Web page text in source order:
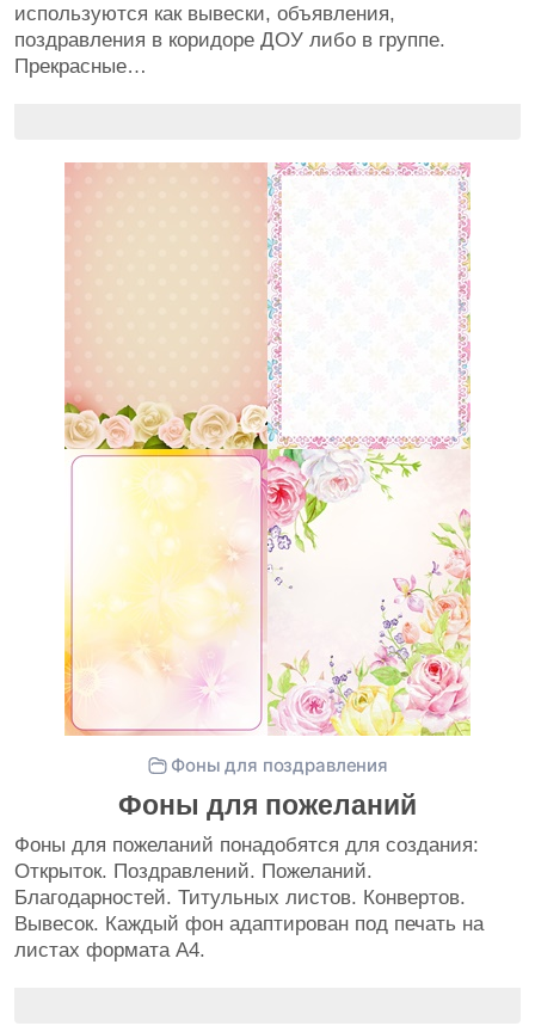
используются как вывески, объявления,
поздравления в коридоре ДОУ либо в группе.
Прекрасные…
Фоны для поздравления
Фоны для пожеланий
Фоны для пожеланий понадобятся для создания:
Открыток. Поздравлений. Пожеланий.
Благодарностей. Титульных листов. Конвертов.
Вывесок. Каждый фон адаптирован под печать на
листах формата А4.